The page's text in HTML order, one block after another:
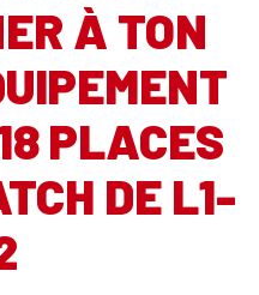
À TON
PLACES
DE L1-